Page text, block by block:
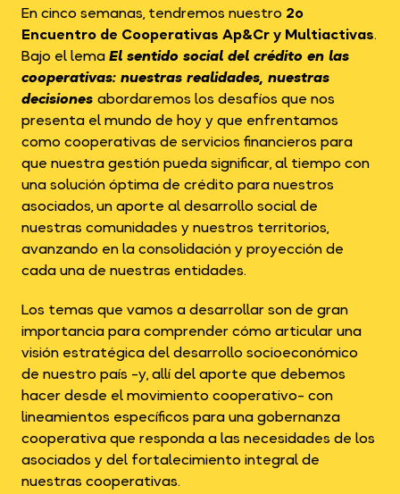
En cinco semanas, tendremos nuestro 2º
Encuentro de Cooperativas Ap&Cr y Multiactivas.
Bajo el lemaEl sentido social del crédito en las
cooperativas: nuestras realidades, nuestras
decisionesabordaremos los desafíos que nos
presenta el mundo de hoy y que enfrentamos
como cooperativas de servicios financieros para
que nuestra gestión pueda significar, al tiempo con
una solución óptima de crédito para nuestros
asociados, un aporte al desarrollo social de
nuestras comunidades y nuestros territorios,
avanzando en la consolidación y proyección de
cada una de nuestras entidades.
Los temas que vamos a desarrollar son de gran
importancia para comprender cómo articular una
visión estratégica del desarrollo socioeconómico
de nuestro país -y, allí del aporte que debemos
hacer desde el movimiento cooperativo- con
lineamientos específicos para una gobernanza
cooperativa que responda a las necesidades de los
asociados y del fortalecimiento integral de
nuestras cooperativas.